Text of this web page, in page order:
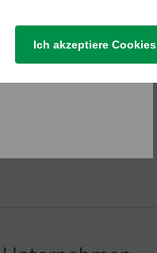
Ich akzeptiere Cookies